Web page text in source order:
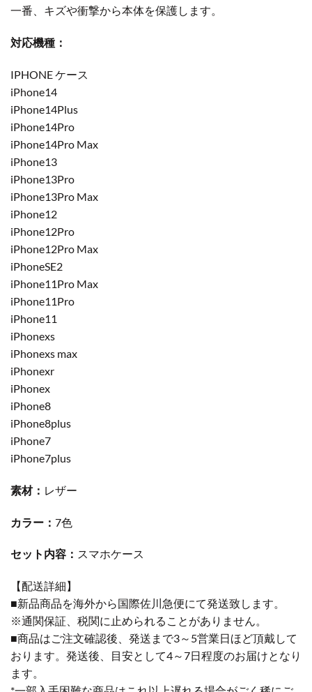
一番、キズや衝撃から本体を保護します。
対応機種：
IPHONE ケース
iPhone14
iPhone14Plus
iPhone14Pro
iPhone14Pro Max
iPhone13
iPhone13Pro
iPhone13Pro Max
iPhone12
iPhone12Pro
iPhone12Pro Max
iPhoneSE2
iPhone11Pro Max
iPhone11Pro
iPhone11
iPhonexs
iPhonexs max
iPhonexr
iPhonex
iPhone8
iPhone8plus
iPhone7
iPhone7plus
素材： レザー
カラー： 7色
セット内容： スマホケース
【配送詳細】
■新品商品を海外から国際佐川急便にて発送致します。
※通関保証、税関に止められることがありません。
■商品はご注文確認後、発送まで3～5営業日ほど頂戴して
おります。発送後、目安として4～7日程度のお届けとなり
ます。